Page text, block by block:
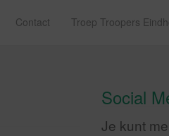
Contact Troep Troopers
Social
Je kunt